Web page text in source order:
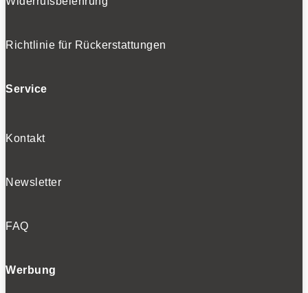
Richtlinie für Rückerstattungen
Service
Kontakt
Newsletter
FAQ
Werbung